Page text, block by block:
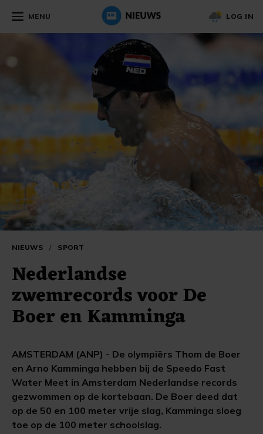
MENU LOG IN
NIEUWS / SPORT
Nederlandse
zwemrecords voor De
Boer en Kamminga
AMSTERDAM (ANP) - De olympiërs Thom de Boer
en Arno Kamminga hebben bij de Speedo Fast
Water Meet in Amsterdam Nederlandse records
gezwommen op de kortebaan. De Boer deed dat
op de 50 en 100 meter vrije slag, Kamminga sloeg
toe op de 100 meter schoolslag.